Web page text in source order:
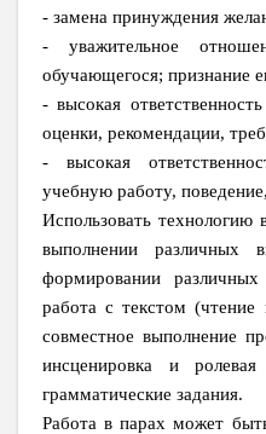
- замена принуждения
- уважительное
обучающегося; признание
- высокая
оценки, рекомендации,
- высокая
учебную работу,
Использовать
выполнении различных
формировании
работа с текстом
совместное выполнение
инсценировка и
грамматические задания.
Работа в парах может